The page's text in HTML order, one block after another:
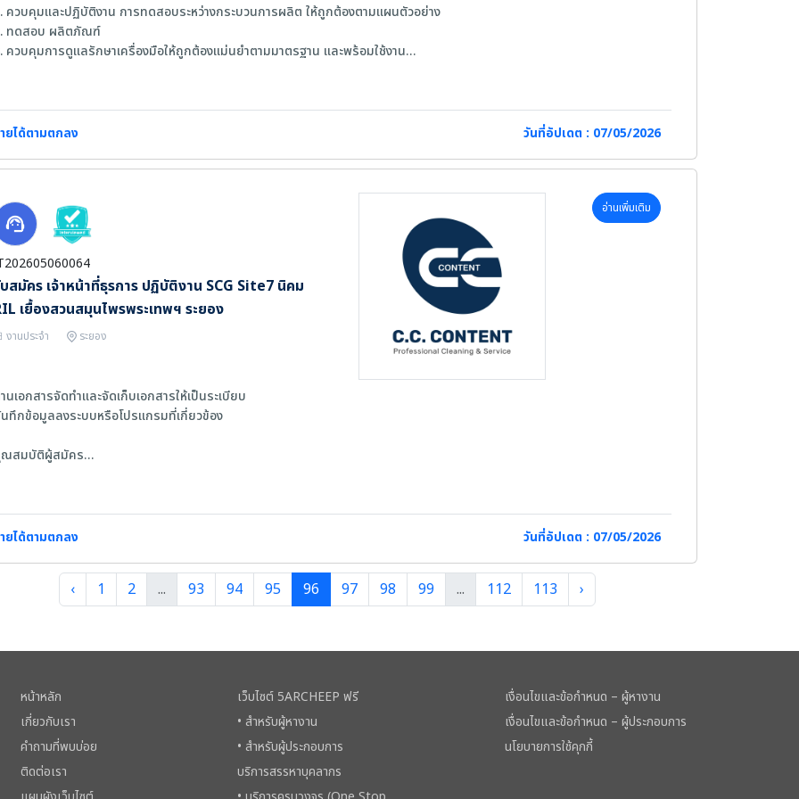
ควบคุมและปฏิบัติงาน การทดสอบระหว่างกระบวนการผลิต ให้ถูกต้องตามแผนตัวอย่าง
ทดสอบ ผลิตภัณฑ์
ควบคุมการดูแลรักษาเครื่องมือให้ถูกต้องแม่นยำตามมาตรฐาน และพร้อมใช้งาน
เตรียมชิ้นงาน ขึ้นรูปชิ้นงาน
1. ชาย อายุ 21 – 32 ปี วุฒิ ม.6 - ปวส. ทุกสาขา
2. สามารถทำงานกะ 12 ชั่วโมงได้ (ทำ 4 หยุด 2 ) 7.30 20.00 น. และ 19.30 – 7.00 น.
สุขภาพแข็งแรง มีความตั้งใจทำงาน มีพาหนะในการเดินทางมาทำงาน
ใช้ Microsoft Excel ได้ อ่าน เขียน ภาษาอังกฤษได้บ้าง
5. ปฏิบัติตนอยู่ในกฎข้อบังคับการทำงานได้ดี
ปฏิบัติตนตามกฎระเบียบได้ดี
ยได้ตามตกลง วันที่อัปเดต : 07/05/2026
สมัคร เจ้าหน้าที่ธุรการ ปฏิบัติงาน SCG Site7 นิคม
เยื้องสวนสมุนไพรพระเทพฯ ระยอง
งานประจำ ระยอง
อ่านเพิ่มเติม
นเอกสารจัดทำและจัดเก็บเอกสารให้เป็นระเบียบ
ทึกข้อมูลลงระบบหรือโปรแกรมที่เกี่ยวข้อง
สมบัติผู้สมัคร
ปฏิบัติงาน จันทร์ ถึง ศุกร์ (หยุด เสาร์,อาทิตย์) 7.30-16.30 น.
ปฏิบัติตนตามกฎข้อบังคับการทำงานได้ดี
ยได้ตามตกลง วันที่อัปเดต : 07/05/2026
‹ 1 2 ... 93 94 95 96 97 98 99 ... 112 113 ›
หน้าหลัก
เกี่ยวกับเรา
คำถามที่พบบ่อย
ติดต่อเรา
เว็บไซต์ 5ARCHEEP ฟรี
• สำหรับผู้หางาน
• สำหรับผู้ประกอบการ
บริการสรรหาบุคลากร
เงื่อนไขและข้อกำหนด – ผู้หางาน
เงื่อนไขและข้อกำหนด – ผู้ประกอบการ
นโยบายการใช้คุกกี้